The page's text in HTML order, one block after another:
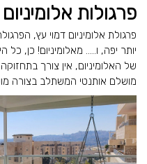
פרגולות
פרגולת אלומיניום דמוי עץ,
יותר יפה, ו..... מאלומיניום! כן,
של האלומיניום, אין צורך
מושלם אותנטי המשתלב בצורה